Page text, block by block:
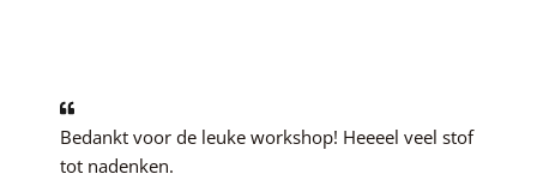
Bedankt voor de leuke workshop! Heeeel veel stof
tot nadenken.